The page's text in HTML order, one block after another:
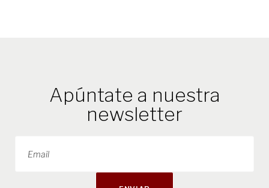
Apúntate a nuestra
newsletter